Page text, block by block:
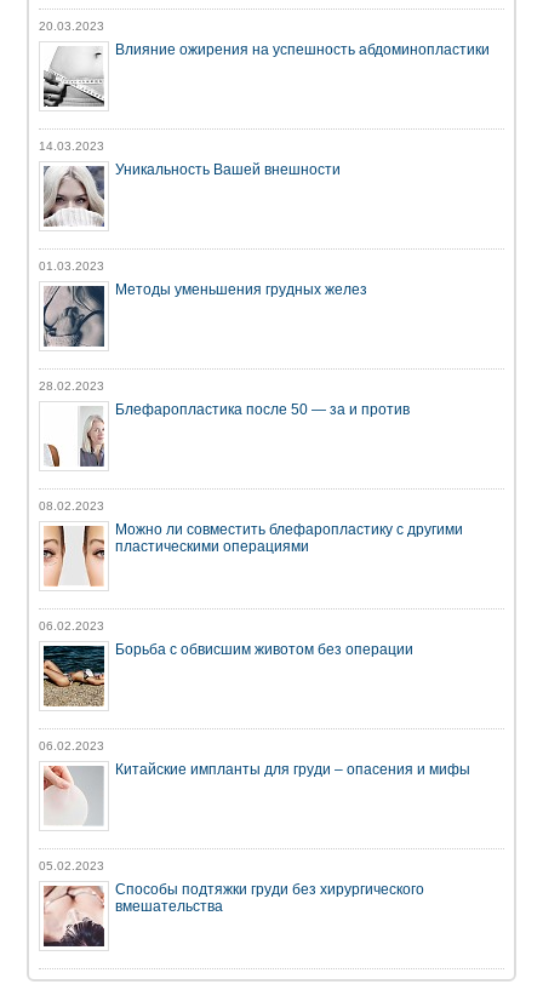
20.03.2023
Влияние ожирения на успешность абдоминопластики
14.03.2023
Уникальность Вашей внешности
01.03.2023
Методы уменьшения грудных желез
28.02.2023
Блефаропластика после 50 — за и против
08.02.2023
Можно ли совместить блефаропластику с другими
пластическими операциями
06.02.2023
Борьба с обвисшим животом без операции
06.02.2023
Китайские импланты для груди – опасения и мифы
05.02.2023
Способы подтяжки груди без хирургического
вмешательства